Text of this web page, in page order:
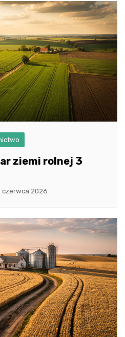
ziemi rolnej 3
czerwca 2026